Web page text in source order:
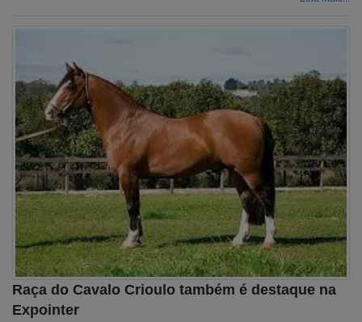
Raça do Cavalo Crioulo também é destaque na
Expointer